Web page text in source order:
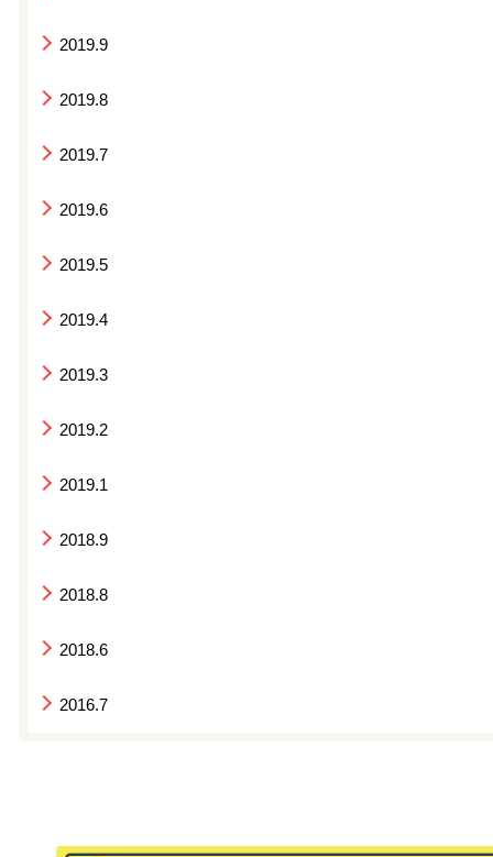
2019.9
2019.8
2019.7
2019.6
2019.5
2019.4
2019.3
2019.2
2019.1
2018.9
2018.8
2018.6
2016.7